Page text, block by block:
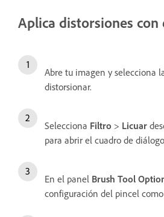
Aplica distorsiones
Abre tu imagen y selecciona
distorsionar.
Selecciona Filtro > Licuar
para abrir el cuadro de diálogo
En el panel Brush Tool
configuración del pincel como